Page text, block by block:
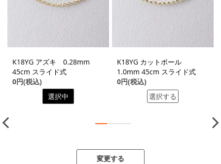
K18YG アズキ 0.28mm
45cm スライド式
0円(税込)
選択中
K18YG カットボール
1.0mm 45cm スライド式
0円(税込)
選択する
変更する